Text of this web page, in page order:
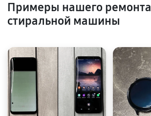
Примеры нашего ремонта
стиральной машины